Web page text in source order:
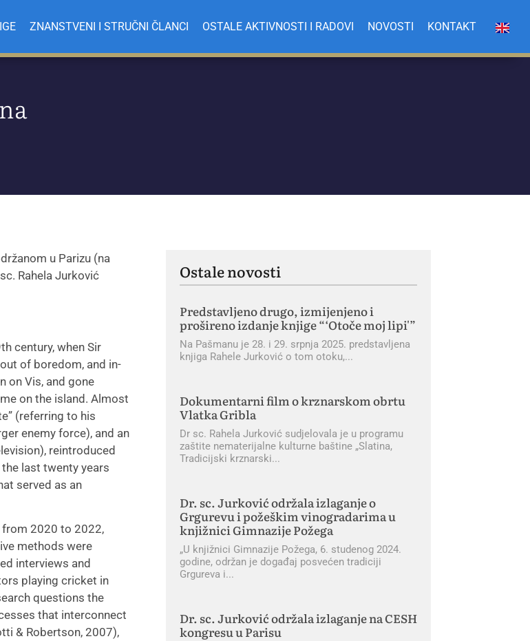
ZNANSTVENI I STRUČNI ČLANCI OSTALE AKTIVNOSTI I RADOVI NOVOSTI KONTAKT
u Parizu (na
Rahela Jurković
century, when Sir
of boredom, and in-
on Vis, and gone
on the island. Almost
(referring to his
enemy force), and an
reintroduced
last twenty years
served as an
from 2020 to 2022,
methods were
interviews and
playing cricket in
questions the
that interconnect
& Robertson, 2007),
Ostale novosti
Predstavljeno drugo, izmijenjeno i
prošireno izdanje knjige “‘Otoče moj lipi'”
Na Pašmanu je 28. i 29. srpnja 2025. predstavljena
knjiga Rahele Jurković o tom otoku,
Dokumentarni film o krznarskom obrtu
Vlatka Gribla
Dr sc. Rahela Jurković sudjelovala je u programu
zaštite nematerijalne kulturne baštine „Slatina,
Tradicijski krznarski
Dr. sc. Jurković održala izlaganje o
Grgurevu i požeškim vinogradarima u
knjižnici Gimnazije Požega
„U knjižnici Gimnazije Požega, 6. studenog 2024.
godine, održan je događaj posvećen tradiciji
Grgureva i
Dr. sc. Jurković održala izlaganje na CESH
kongresu u Parisu